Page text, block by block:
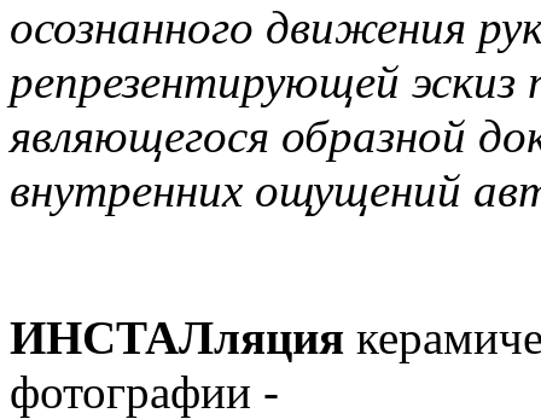
осознанного движения
репрезентирующей эскиз
являющегося образной
внутренних ощущений
ИНСТАЛляция
фотографии -